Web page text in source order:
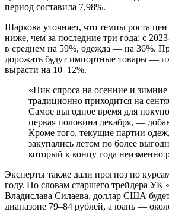
период составила 7,98%.
Шаркова уточняет, что темпы роста
ниже, чем за последние три года: с
в среднем на 59%, одежда — на 36%.
дорожать будут импортные товары —
вырасти на 10–12%.
«Пик спроса на осенние и
традиционно приходится на
Самое выгодное время для
первая половина декабря, —
Кроме того, текущие партии
закупались летом по более
который к концу года неизменно
Эксперты также дали прогноз по
году. По словам старшего трейдера УК
Владислава Силаева, доллар США будет
диапазоне 79–84 рублей, а юань —